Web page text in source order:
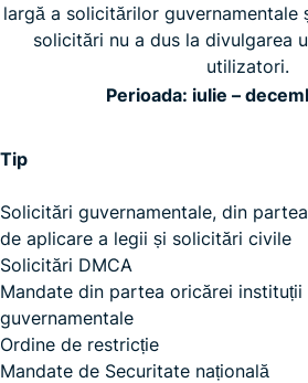
largă a solicitărilor guvernamentale
solicitări nu a dus la divulgarea
utilizatori.
Perioada: iulie –
Tip
Solicitări guvernamentale, din
de aplicare a legii și solicitări civile
Solicitări DMCA
Mandate din partea oricărei instituții
guvernamentale
Ordine de restricție
Mandate de Securitate națională